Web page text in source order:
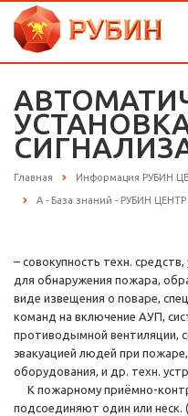
Главная Информация РУБИН
А - База знаний - РУБИН
– совокупность техн.
для обнаружения пожара,
виде извещения о поваре,
команд на включение АУП,
противодымной вентиляции,
эвакуацией людей при
оборудования, и др. техн.
К пожарному приёмно-
подсоединяют один или неск.